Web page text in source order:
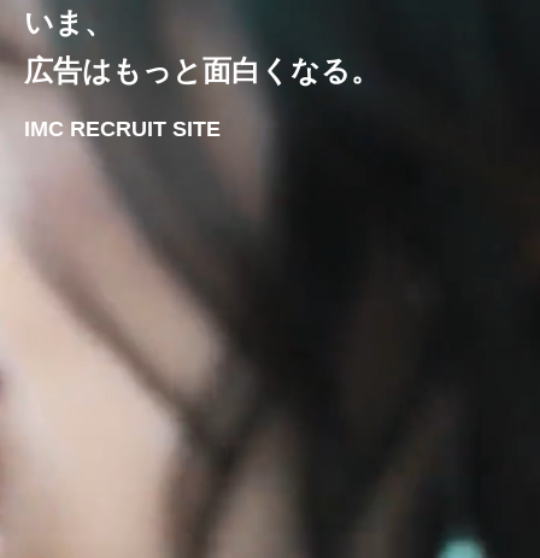
いま、
広告はもっと面白くなる。
IMC RECRUIT SITE